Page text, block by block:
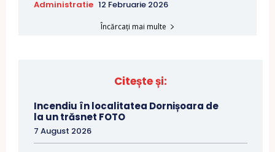
Administratie 12 Februarie 2026
Încărcați mai multe
Citește și:
Incendiu în localitatea Dornișoara de
la un trăsnet FOTO
7 August 2026